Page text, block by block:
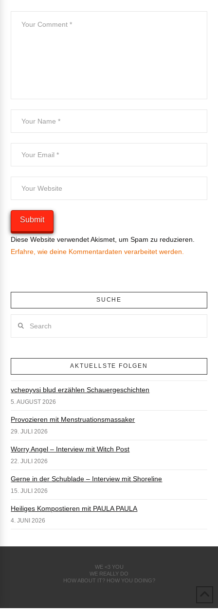
Diese Website verwendet Akismet, um Spam zu reduzieren.
Erfahre, wie deine Kommentardaten verarbeitet werden.
SUCHE
AKTUELLSTE FOLGEN
vchepyvsi blud erzählen Schauergeschichten
5. AUGUST 2026
Provozieren mit Menstruationsmassaker
29. JULI 2026
Worry Angel – Interview mit Witch Post
22. JULI 2026
Gerne in der Schublade – Interview mit Shoreline
15. JULI 2026
Heiliges Kompostieren mit PAULA PAULA
4. JUNI 2026
WE <3 YOU
WE REALLY DO
HOW ABOUT IT? HOW YOU DOING?